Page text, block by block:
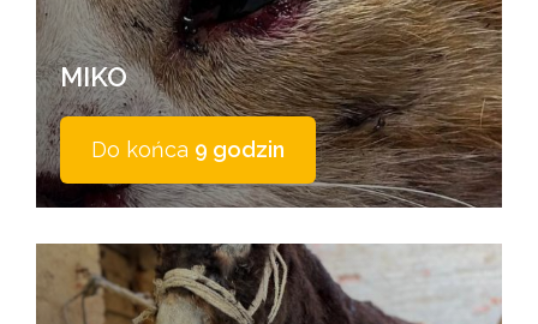
MIKO
Do końca 9 godzin